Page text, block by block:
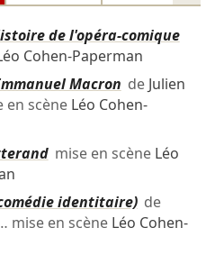
de l'opéra-comique
Cohen-Paperman
Macron de Julien
en scène Léo Cohen-
mise en scène Léo
identitaire)de
mise en scène Léo Cohen-